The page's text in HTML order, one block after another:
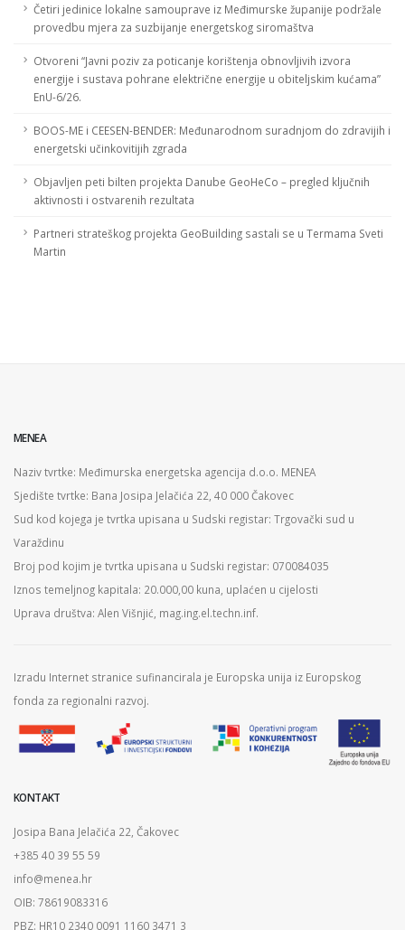
Četiri jedinice lokalne samouprave iz Međimurske županije podržale
provedbu mjera za suzbijanje energetskog siromaštva
Otvoreni “Javni poziv za poticanje korištenja obnovljivih izvora
energije i sustava pohrane električne energije u obiteljskim kućama”
EnU-6/26.
BOOS-ME i CEESEN-BENDER: Međunarodnom suradnjom do zdravijih i
energetski učinkovitijih zgrada
Objavljen peti bilten projekta Danube GeoHeCo – pregled ključnih
aktivnosti i ostvarenih rezultata
Partneri strateškog projekta GeoBuilding sastali se u Termama Sveti
Martin
MENEA
Naziv tvrtke: Međimurska energetska agencija d.o.o. MENEA
Sjedište tvrtke: Bana Josipa Jelačića 22, 40 000 Čakovec
Sud kod kojega je tvrtka upisana u Sudski registar: Trgovački sud u
Varaždinu
Broj pod kojim je tvrtka upisana u Sudski registar: 070084035
Iznos temeljnog kapitala: 20.000,00 kuna, uplaćen u cijelosti
Uprava društva: Alen Višnjić, mag.ing.el.techn.inf.
Izradu Internet stranice sufinancirala je Europska unija iz Europskog
fonda za regionalni razvoj.
KONTAKT
Josipa Bana Jelačića 22, Čakovec
+385 40 39 55 59
info@menea.hr
OIB: 78619083316
PBZ: HR10 2340 0091 1160 3471 3